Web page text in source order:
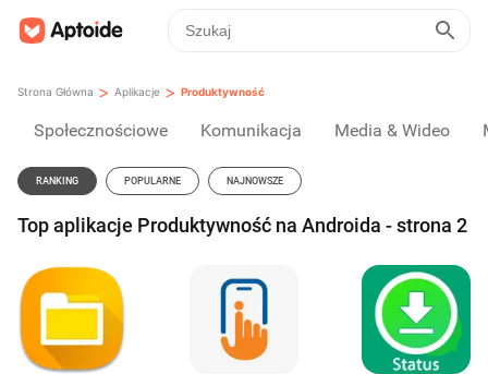
Strona Główna > Aplikacje > Produktywność
Społecznościowe Komunikacja Media & Wideo
RANKING POPULARNE NAJNOWSZE
Top aplikacje Produktywność na Androida - strona 2